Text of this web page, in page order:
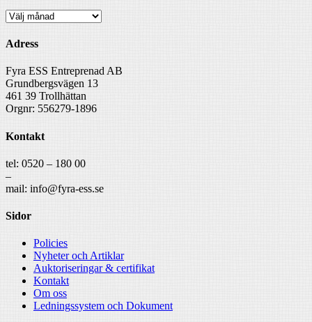
Arkiv
Adress
Fyra ESS Entreprenad AB
Grundbergsvägen 13
461 39 Trollhättan
Orgnr: 556279-1896
Kontakt
tel: 0520 – 180 00
–
mail: info@fyra-ess.se
Sidor
Policies
Nyheter och Artiklar
Auktoriseringar & certifikat
Kontakt
Om oss
Ledningssystem och Dokument